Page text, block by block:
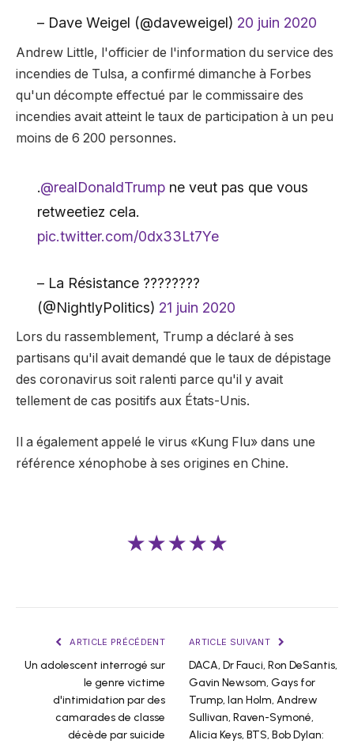
– Dave Weigel (@daveweigel) 20 juin 2020
Andrew Little, l'officier de l'information du service des
incendies de Tulsa, a confirmé dimanche à Forbes
qu'un décompte effectué par le commissaire des
incendies avait atteint le taux de participation à un peu
moins de 6 200 personnes.
.@realDonaldTrumpne veut pas que vous
retweetiez cela.
pic.twitter.com/0dx33Lt7Ye
– La Résistance ????????
(@NightlyPolitics) 21 juin 2020
Lors du rassemblement, Trump a déclaré à ses
partisans qu'il avait demandé que le taux de dépistage
des coronavirus soit ralenti parce qu'il y avait
tellement de cas positifs aux États-Unis.
Il a également appelé le virus «Kung Flu» dans une
référence xénophobe à ses origines en Chine.
★★★★★
ARTICLE PRÉCÉDENT
Un adolescent interrogé sur
le genre victime
d'intimidation par des
camarades de classe
décède par suicide
ARTICLE SUIVANT
DACA, Dr Fauci, Ron DeSantis,
Gavin Newsom, Gays for
Trump, Ian Holm, Andrew
Sullivan, Raven-Symoné,
Alicia Keys, BTS, Bob Dylan: